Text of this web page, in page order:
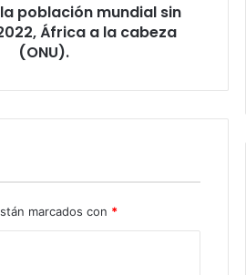
población mundial sin
África a la cabeza
(ONU).
marcados con *